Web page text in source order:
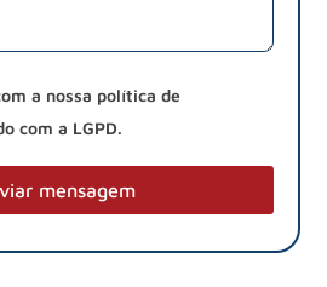
a nossa política de
com a LGPD.
mensagem